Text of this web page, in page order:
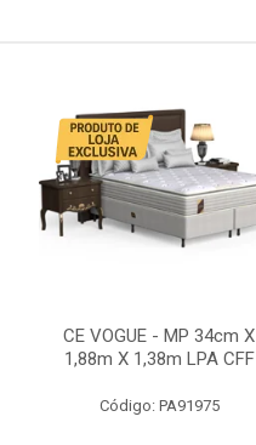
CE VOGUE - MP 34cm X
1,88m X 1,38m LPA CFF
Código: PA91975